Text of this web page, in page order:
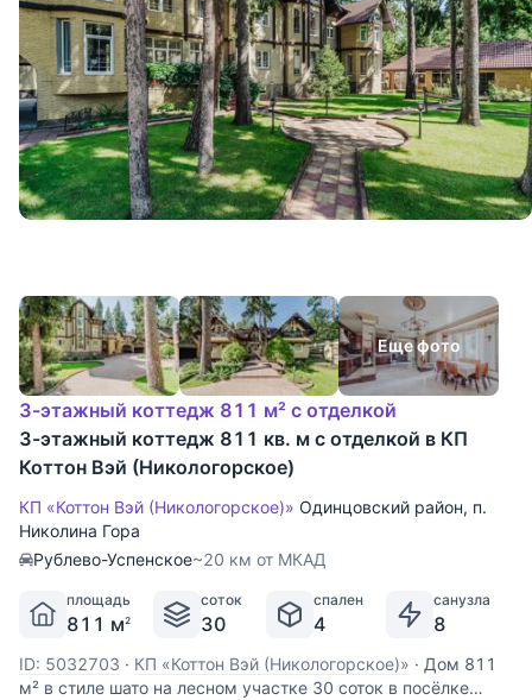
Еще фото
3-этажный коттедж 811 м² с отделкой
3-этажный коттедж 811 кв. м с отделкой в КП
Коттон Вэй (Никологорское)
КП «Коттон Вэй (Никологорское)» Одинцовский район, п.
Николина Гора
Рублево-Успенское~20 км от МКАД
площадь
811 м2
соток
30
спален
4
санузла
8
ID: 5032703 · КП «Коттон Вэй (Никологорское)» · Дом 811
м² в стиле шато на лесном участке 30 соток в посёлке